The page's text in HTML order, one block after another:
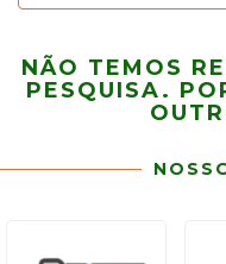
NÃO TEMOS
PESQUISA.